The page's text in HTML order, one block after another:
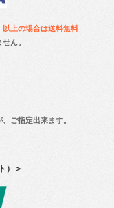
以上の場合は送料無料
ん。
ご指定出来ます。
）＞